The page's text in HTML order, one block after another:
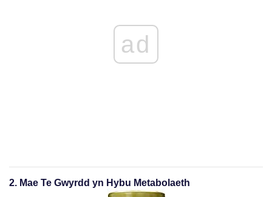
ad
2. Mae Te Gwyrdd yn Hybu Metabolaeth